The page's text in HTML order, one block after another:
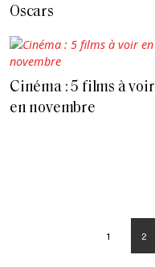
Oscars
Cinéma : 5 films à voir
en novembre
1 2